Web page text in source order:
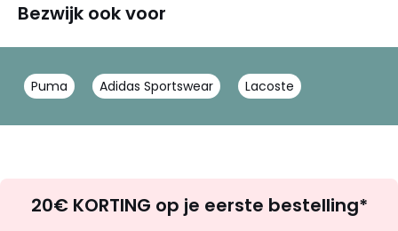
Bezwijk ook voor
Puma Adidas Sportswear Lacoste
zoek
20€ KORTING op je eerste bestelling*